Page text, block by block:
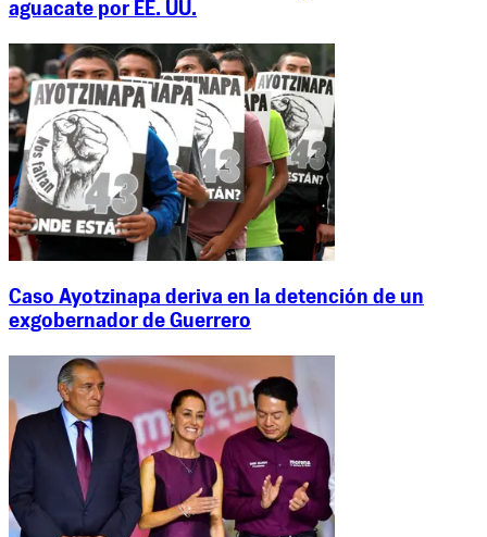
aguacate por EE. UU.
Caso Ayotzinapa deriva en la detención de un
exgobernador de Guerrero